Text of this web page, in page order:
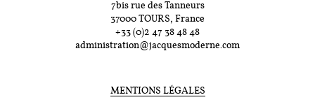
7bis rue des Tanneurs
37000 TOURS, France
+33 (0)2 47 38 48 48
administration@jacquesmoderne.com
MENTIONS LÉGALES